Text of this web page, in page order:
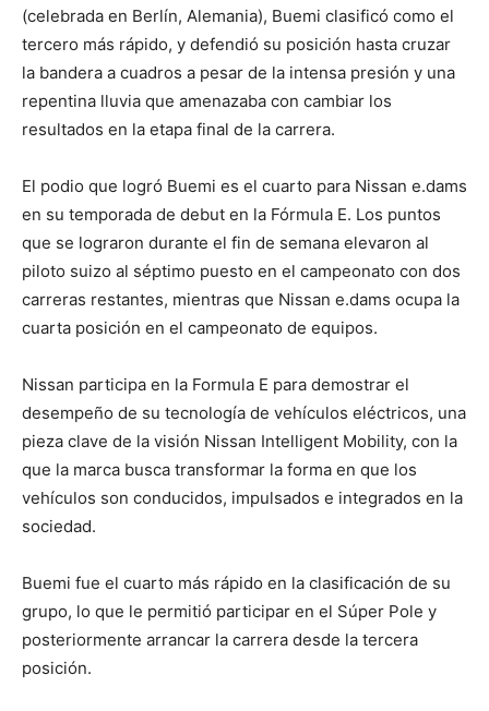
(celebrada en Berlín, Alemania), Buemi clasificó como el
tercero más rápido, y defendió su posición hasta cruzar
la bandera a cuadros a pesar de la intensa presión y una
repentina lluvia que amenazaba con cambiar los
resultados en la etapa final de la carrera.
El podio que logró Buemi es el cuarto para Nissan e.dams
en su temporada de debut en la Fórmula E. Los puntos
que se lograron durante el fin de semana elevaron al
piloto suizo al séptimo puesto en el campeonato con dos
carreras restantes, mientras que Nissan e.dams ocupa la
cuarta posición en el campeonato de equipos.
Nissan participa en la Formula E para demostrar el
desempeño de su tecnología de vehículos eléctricos, una
pieza clave de la visión Nissan Intelligent Mobility, con la
que la marca busca transformar la forma en que los
vehículos son conducidos, impulsados e integrados en la
sociedad.
Buemi fue el cuarto más rápido en la clasificación de su
grupo, lo que le permitió participar en el Súper Pole y
posteriormente arrancar la carrera desde la tercera
posición.